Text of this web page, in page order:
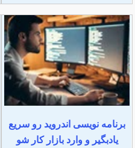
برنامه نویسی اندروید رو سریع
یادبگیر و وارد بازار کار شو